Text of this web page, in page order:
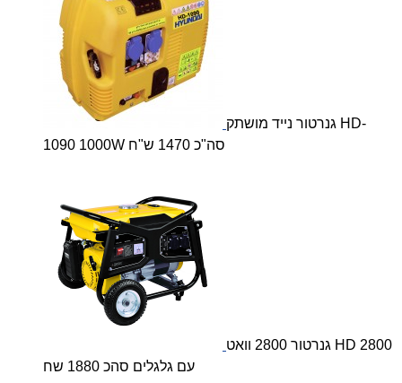
גנרטור נייד מושתק HD-
1090 1000W סה"כ 1470 ש"ח
גנרטור 2800 וואט HD 2800
עם גלגלים סהכ 1880 שח